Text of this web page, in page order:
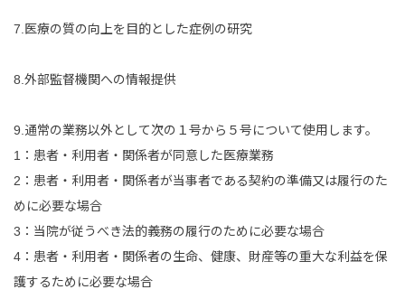
7.医療の質の向上を目的とした症例の研究
8.外部監督機関への情報提供
9.通常の業務以外として次の１号から５号について使用します。
1：患者・利用者・関係者が同意した医療業務
2：患者・利用者・関係者が当事者である契約の準備又は履行のた
めに必要な場合
3：当院が従うべき法的義務の履行のために必要な場合
4：患者・利用者・関係者の生命、健康、財産等の重大な利益を保
護するために必要な場合